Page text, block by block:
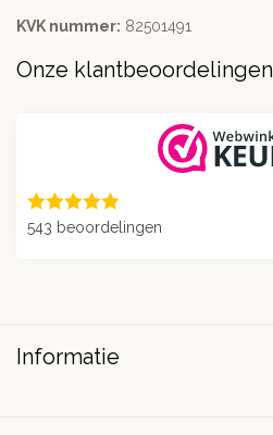
KVK nummer: 82501491
Onze klantbeoordelingen
543 beoordelingen
Informatie